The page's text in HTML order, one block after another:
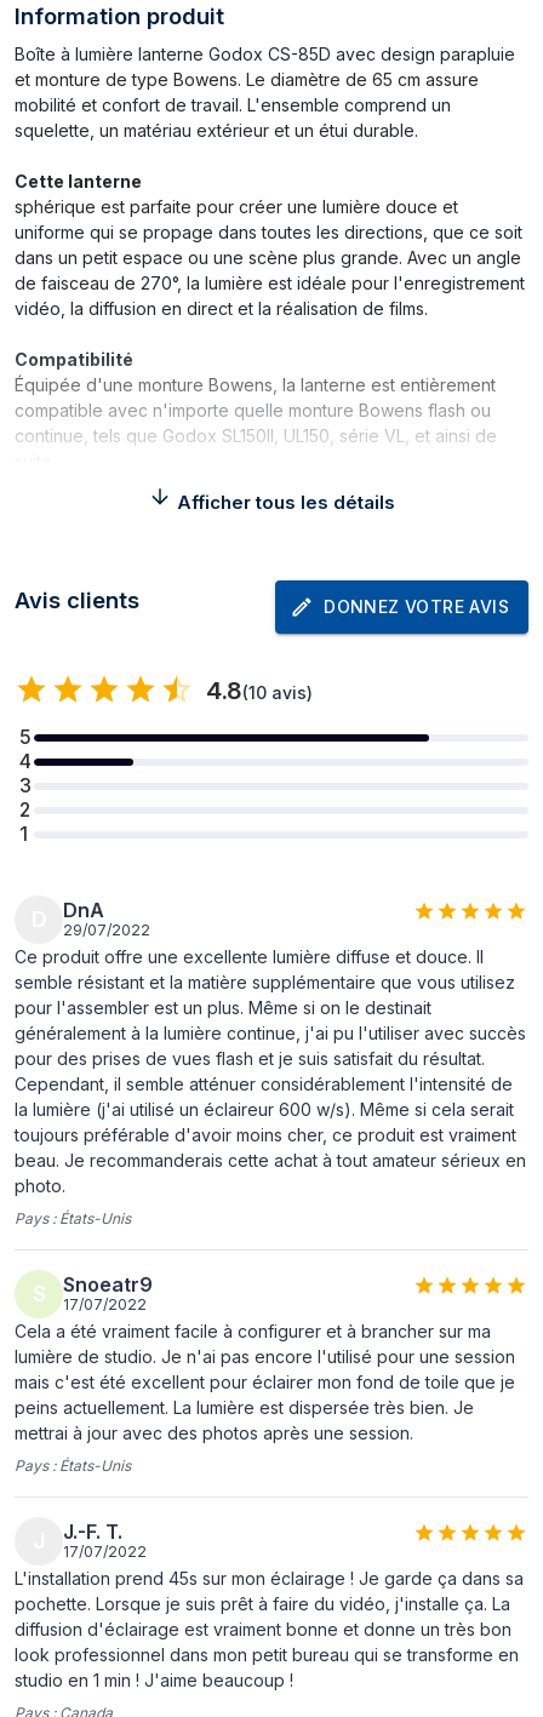
Information produit
Boîte à lumière lanterne Godox CS-85D avec design parapluie
et monture de type Bowens. Le diamètre de 65 cm assure
mobilité et confort de travail. L'ensemble comprend un
squelette, un matériau extérieur et un étui durable.
Cette lanterne
sphérique est parfaite pour créer une lumière douce et
uniforme qui se propage dans toutes les directions, que ce soit
dans un petit espace ou une scène plus grande. Avec un angle
de faisceau de 270°, la lumière est idéale pour l'enregistrement
vidéo, la diffusion en direct et la réalisation de films.
Compatibilité
Équipée d'une monture Bowens, la lanterne est entièrement
compatible avec n'importe quelle monture Bowens flash ou
continue, tels que Godox SL150II, UL150, série VL, et ainsi de
Configuration extrêmement rapide
fermée en quelques secondes, ce qui en fait une solution
rapide en déplacement. Beaucoup plus facile à mettre en place
Application
source principale de lumière douce pour des entretiens à 2
personnes ou pour éclairer une pièce. Idéal pour la vidéo et la
photographie.
Boîtes à lumière Godox
Produit
Nom
Godox CS-85D Boîte à lumière
lanterne
Catégorie Boîtes à lumière
Marque Godox
Poids et dimensions
Diamètre
Informations sur l'emballage
Étui de transport
Caractéristiques
Couleur du produit Noir, Blanc
Afficher tous les détails
Avis clients DONNEZ VOTRE AVIS
4.8(10 avis)
5
4
3
2
1
DnA
29/07/2022
Ce produit offre une excellente lumière diffuse et douce. Il
semble résistant et la matière supplémentaire que vous utilisez
pour l'assembler est un plus. Même si on le destinait
généralement à la lumière continue, j'ai pu l'utiliser avec succès
pour des prises de vues flash et je suis satisfait du résultat.
Cependant, il semble atténuer considérablement l'intensité de
la lumière (j'ai utilisé un éclaireur 600 w/s). Même si cela serait
toujours préférable d'avoir moins cher, ce produit est vraiment
beau. Je recommanderais cette achat à tout amateur sérieux en
photo.
Pays : États-Unis
S Snoeatr9
17/07/2022
Cela a été vraiment facile à configurer et à brancher sur ma
lumière de studio. Je n'ai pas encore l'utilisé pour une session
mais c'est été excellent pour éclairer mon fond de toile que je
peins actuellement. La lumière est dispersée très bien. Je
mettrai à jour avec des photos après une session.
Pays : États-Unis
J.-F. T.
17/07/2022
L'installation prend 45s sur mon éclairage ! Je garde ça dans sa
pochette. Lorsque je suis prêt à faire du vidéo, j'installe ça. La
diffusion d'éclairage est vraiment bonne et donne un très bon
look professionnel dans mon petit bureau qui se transforme en
studio en 1 min ! J'aime beaucoup !
Pays : Canada